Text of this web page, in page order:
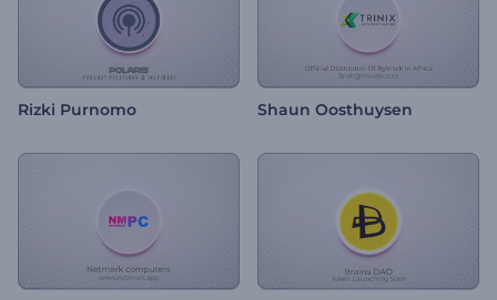
Rizki Purnomo Shaun Oosthuysen